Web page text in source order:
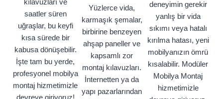
kılavuzları ve
saatler süren
uğraşlar, bu keyfi
kısa sürede bir
kabusa dönüşebilir.
İşte tam bu yerde,
profesyonel mobilya
montaj hizmetimizle
Yüzlerce vida,
karmaşık şemalar,
birbirine benzeyen
ahşap paneller ve
kapsamlı zor
montaj kılavuzları.
İnternetten ya da
yapı pazarlarından
deneyimin gerekir
yanlış bir vida
sıkımı veya hatalı
kırılma hatası, yeni
mobilyanızın ömrü
kısalabilir. Modüler
Mobilya Montaj
hizmetimizle